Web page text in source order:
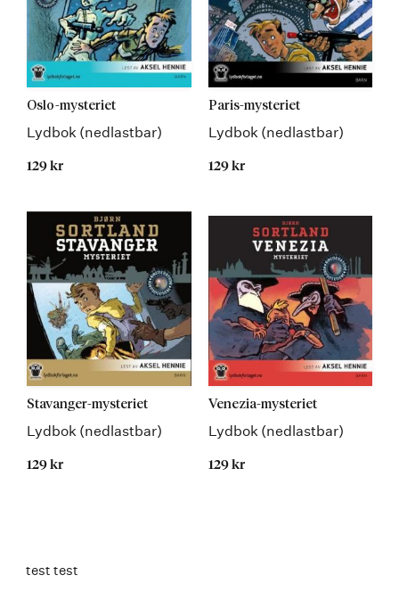
Oslo-mysteriet
Lydbok (nedlastbar)
129 kr
Paris-mysteriet
Lydbok (nedlastbar)
129 kr
Stavanger-mysteriet
Lydbok (nedlastbar)
129 kr
Venezia-mysteriet
Lydbok (nedlastbar)
129 kr
test test